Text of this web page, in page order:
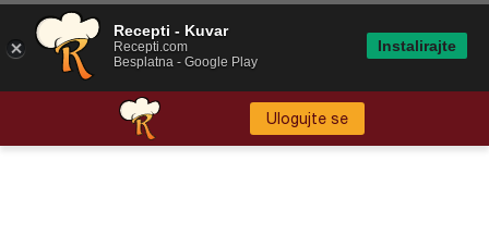
Ulogujte se
Recepti - Kuvar
Recepti.com
Besplatna - Google Play
Instalirajte